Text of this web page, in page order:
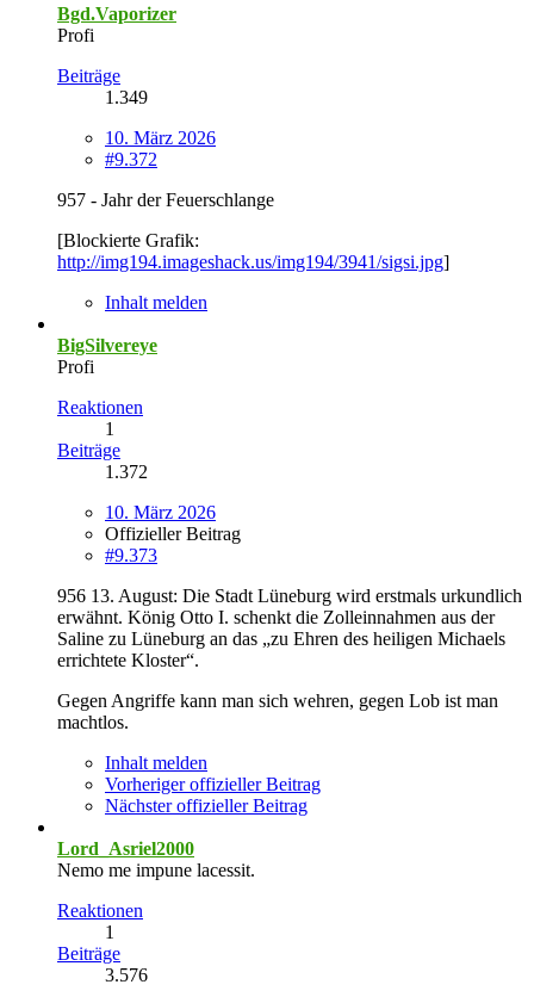
Bgd.Vaporizer
Profi
Beiträge
1.349
10. März 2026
#9.372
957 - Jahr der Feuerschlange
[Blockierte Grafik:
http://img194.imageshack.us/img194/3941/sigsi.jpg]
Inhalt melden
BigSilvereye
Profi
Reaktionen
1
Beiträge
1.372
10. März 2026
Offizieller Beitrag
#9.373
956 13. August: Die Stadt Lüneburg wird erstmals urkundlich
erwähnt. König Otto I. schenkt die Zolleinnahmen aus der
Saline zu Lüneburg an das „zu Ehren des heiligen Michaels
errichtete Kloster“.
Gegen Angriffe kann man sich wehren, gegen Lob ist man
machtlos.
Inhalt melden
Vorheriger offizieller Beitrag
Nächster offizieller Beitrag
Lord_Asriel2000
Nemo me impune lacessit.
Reaktionen
1
Beiträge
3.576